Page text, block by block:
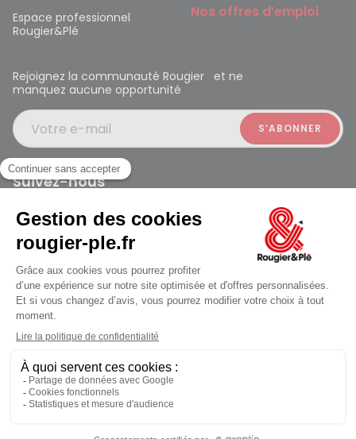
ouvert à 09:30
Espace professionnel
Rougier&Plé
Nos offres d’emploi
Rejoignez la communauté Rougier et ne
manquez aucune opportunité
Votre e-mail
Suivez-nous
Rougier et Plé 2024 Copyright
Mentions légales
Conditions générales des ventes
Données personnelles
Paiement sécurisé